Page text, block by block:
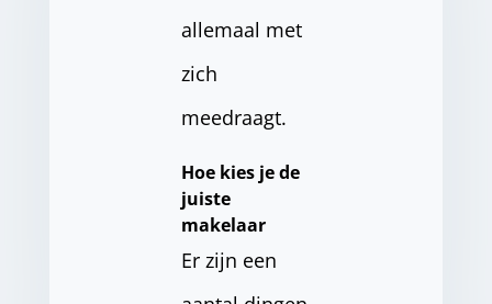
allemaal met
zich
meedraagt.
Hoe kies je de
juiste
makelaar
Er zijn een